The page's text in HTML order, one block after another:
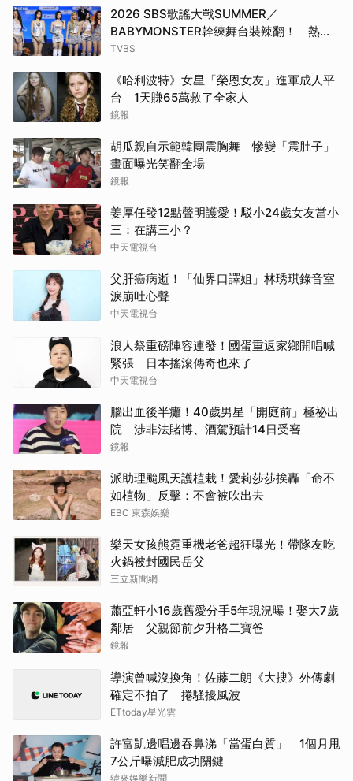
2026 SBS歌謠大戰SUMMER／
BABYMONSTER幹練舞台裝辣翻！ 熱情
邀舞：跟我們一起跳
TVBS
《哈利波特》女星「榮恩女友」進軍成人平
台 1天賺65萬救了全家人
鏡報
胡瓜親自示範韓團震胸舞 慘變「震肚子」
畫面曝光笑翻全場
鏡報
姜厚任發12點聲明護愛！駁小24歲女友當小
三：在講三小？
中天電視台
父肝癌病逝！「仙界口譯姐」林琇琪錄音室
淚崩吐心聲
中天電視台
浪人祭重磅陣容連發！國蛋重返家鄉開唱喊
緊張 日本搖滾傳奇也來了
中天電視台
腦出血後半癱！40歲男星「開庭前」極祕出
院 涉非法賭博、酒駕預計14日受審
鏡報
派助理颱風天護植栽！愛莉莎莎挨轟「命不
如植物」反擊：不會被吹出去
EBC 東森娛樂
樂天女孩熊霓重機老爸超狂曝光！帶隊友吃
火鍋被封國民岳父
三立新聞網
蕭亞軒小16歲舊愛分手5年現況曝！娶大7歲
鄰居 父親節前夕升格二寶爸
鏡報
導演曾喊沒換角！佐藤二朗《大搜》外傳劇
確定不拍了 捲騷擾風波
ETtoday星光雲
許富凱邊唱邊吞鼻涕「當蛋白質」 1個月甩
7公斤曝減肥成功關鍵
緯來娛樂新聞